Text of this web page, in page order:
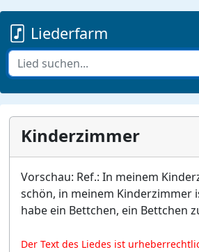
Liederfarm
Kinderzimmer
Vorschau: Ref.: In meinem
schön, in meinem Kinderzimmer
habe ein Bettchen, ein Bettchen
Der Text des Liedes ist